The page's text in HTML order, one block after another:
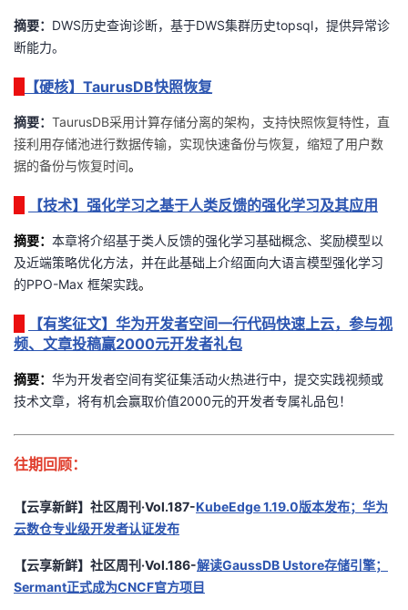
的
程
我
认
的
验
我
收
技
术
支
的
云
声
摘要： DWS历史查询诊断，基于DWS集群历史topsql，提供异常诊
断能力。
【硬核】TaurusDB快照恢复
摘要： TaurusDB采用计算存储分离的架构，支持快照恢复特性，直
接利用存储池进行数据传输，实现快速备份与恢复，缩短了用户数
据的备份与恢复时间。
【技术】强化学习之基于人类反馈的强化学习及其应用
摘要： 本章将介绍基于类人反馈的强化学习基础概念、奖励模型以
及近端策略优化方法，并在此基础上介绍面向大语言模型强化学习
的PPO-Max 框架实践。
【有奖征文】华为开发者空间一行代码快速上云，参与视
频、文章投稿赢2000元开发者礼包
摘要： 华为开发者空间有奖征集活动火热进行中，提交实践视频或
技术文章，将有机会赢取价值2000元的开发者专属礼品包！
往期回顾：
【云享新鲜】社区周刊·Vol.187-KubeEdge 1.19.0版本发布；华为
云数仓专业级开发者认证发布
【云享新鲜】社区周刊·Vol.186-解读GaussDB Ustore存储引擎；
Sermant正式成为CNCF官方项目